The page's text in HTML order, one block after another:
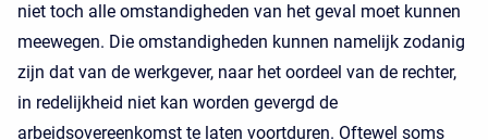
niet toch alle omstandigheden van het geval moet kunnen
meewegen. Die omstandigheden kunnen namelijk zodanig
zijn dat van de werkgever, naar het oordeel van de rechter,
in redelijkheid niet kan worden gevergd de
arbeidsovereenkomst te laten voortduren. Oftewel soms